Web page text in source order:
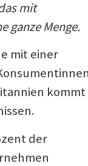
mit
ganze Menge.
mit einer
kommt
der